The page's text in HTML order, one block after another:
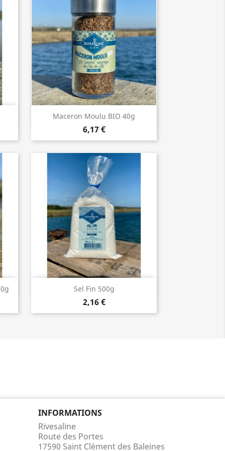
Maceron Moulu BIO 40g
6,17 €
Aperçu rapide
Sel Fin 500g
2,16 €
Aperçu rapide
INFORMATIONS
Rivesaline
Route des Portes
17590 Saint Clément des Baleines